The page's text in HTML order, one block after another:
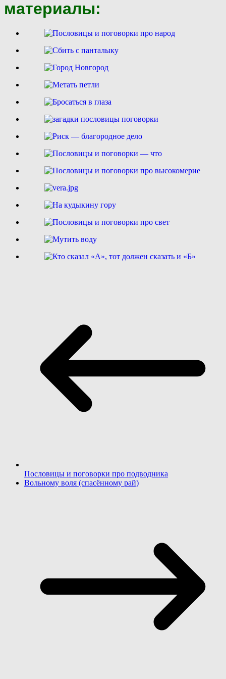
материалы:
Пословицы и поговорки про подводника
Вольному воля (спасённому рай)